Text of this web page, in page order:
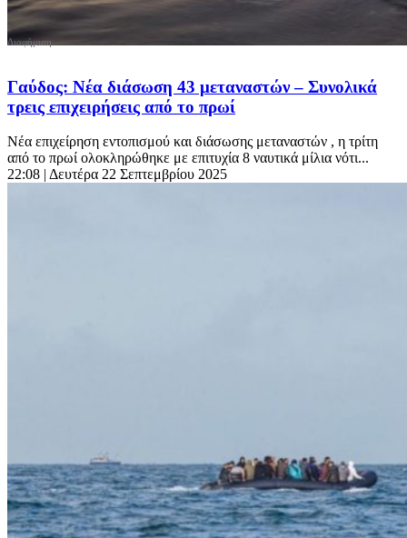
Γαύδος: Νέα διάσωση 43 μεταναστών – Συνολικά
τρεις επιχειρήσεις από το πρωί
Νέα επιχείρηση εντοπισμού και διάσωσης μεταναστών , η τρίτη
από το πρωί ολοκληρώθηκε με επιτυχία 8 ναυτικά μίλια νότι...
22:08 | Δευτέρα 22 Σεπτεμβρίου 2025